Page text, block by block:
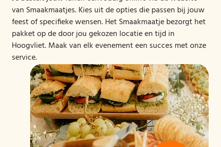
van Smaakmaatjes. Kies uit de opties die passen bij jouw
feest of specifieke wensen. Het Smaakmaatje bezorgt het
pakket op de door jou gekozen locatie en tijd in
Hoogvliet. Maak van elk evenement een succes met onze
service.